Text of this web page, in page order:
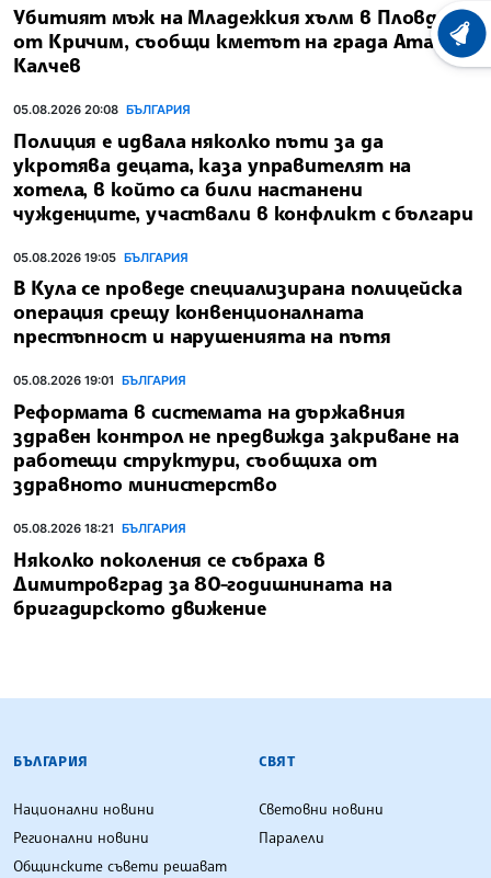
Убитият мъж на Младежкия хълм в Пловдив е
от Кричим, съобщи кметът на града Атанас
Калчев
05.08.2026 20:08 БЪЛГАРИЯ
Полиция е идвала няколко пъти за да
укротява децата, каза управителят на
хотела, в който са били настанени
чужденците, участвали в конфликт с българи
05.08.2026 19:05 БЪЛГАРИЯ
В Кула се проведе специализирана полицейска
операция срещу конвенционалната
престъпност и нарушенията на пътя
05.08.2026 19:01 БЪЛГАРИЯ
Реформата в системата на държавния
здравен контрол не предвижда закриване на
работещи структури, съобщиха от
здравното министерство
05.08.2026 18:21 БЪЛГАРИЯ
Няколко поколения се събраха в
Димитровград за 80-годишнината на
бригадирското движение
БЪЛГАРСКА ТЕЛЕГРАФНА АГЕНЦИЯ
БЪЛГАРИЯ
Национални новини
Регионални новини
Общинските съвети решават
СВЯТ
Световни новини
Паралели